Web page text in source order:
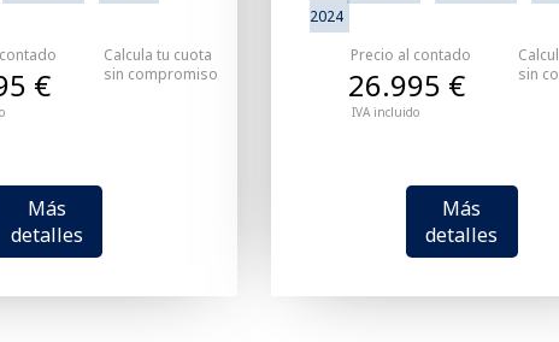
€
Más
detalles
Calcula tu cuota
sin compromiso
2024
Precio al contado
IVA incluido
26.995 €
Más
detalles
sin